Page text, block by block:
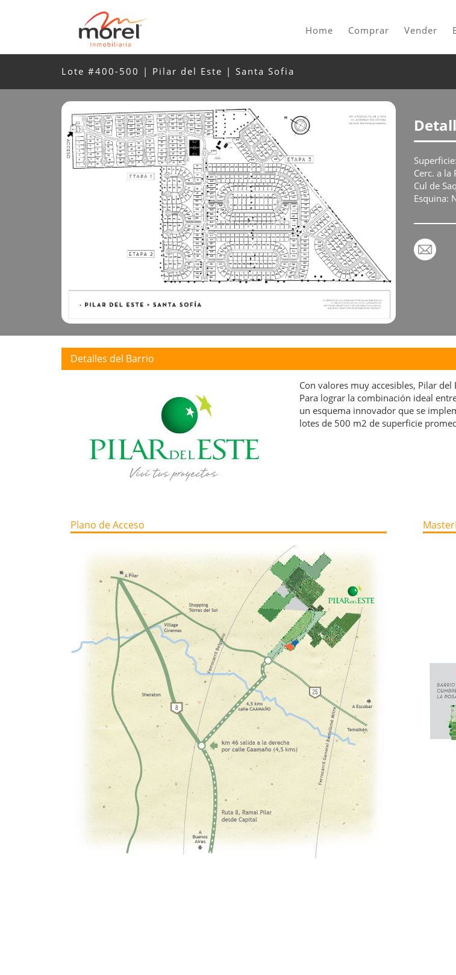
Home Comprar Vender
Lote #400-500 | Pilar del Este | Santa Sofia
Cerc. a la
Cul de
Esquina:
Detalles del Barrio
Con valores muy accesibles, Pilar
Para lograr la combinación ideal
un esquema innovador que se
lotes de 500 m2 de superficie
Plano de Acceso